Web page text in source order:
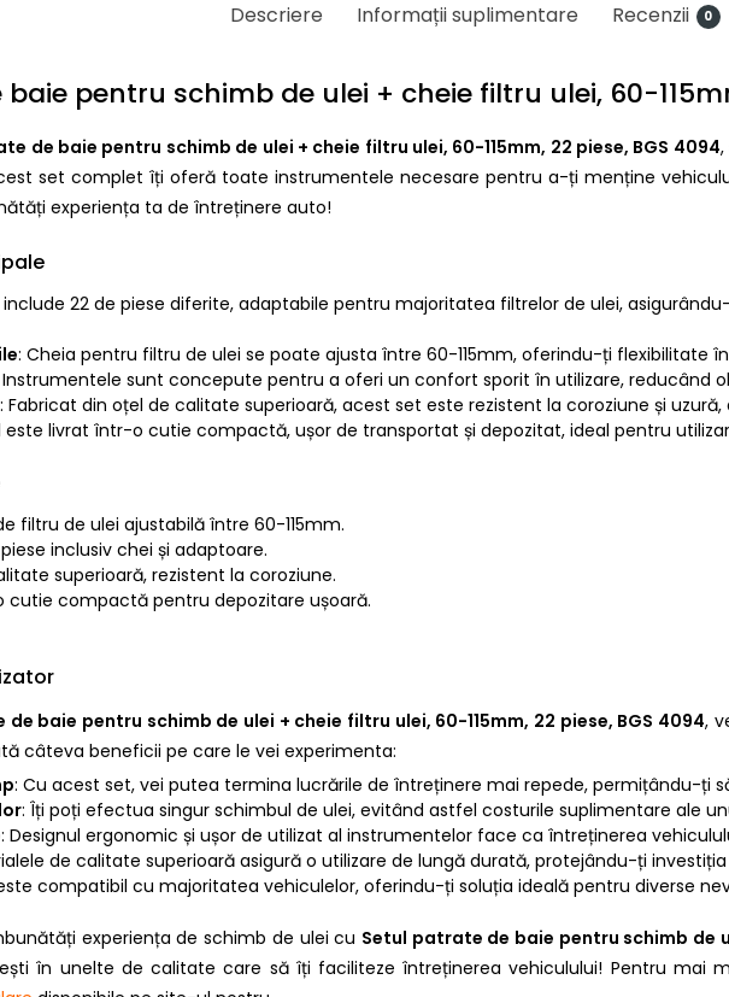
Descriere Informații suplimentare Recenzii 0
pentru schimb de ulei + cheie filtru ulei, 60-
de baie pentru schimb de ulei + cheie filtru ulei, 60-115mm, 22 piese, BGS 4094
set complet îți oferă toate instrumentele necesare pentru a-ți menține
experiența ta de întreținere auto!
include 22 de piese diferite, adaptabile pentru majoritatea filtrelor de ulei,
: Cheia pentru filtru de ulei se poate ajusta între 60-115mm, oferindu-ți flexibilitate
Instrumentele sunt concepute pentru a oferi un confort sporit în utilizare, reducând
: Fabricat din oțel de calitate superioară, acest set este rezistent la coroziune și
este livrat într-o cutie compactă, ușor de transportat și depozitat, ideal pentru
filtru de ulei ajustabilă între 60-115mm.
piese inclusiv chei și adaptoare.
superioară, rezistent la coroziune.
cutie compactă pentru depozitare ușoară.
baie pentru schimb de ulei + cheie filtru ulei, 60-115mm, 22 piese, BGS 4094,
câteva beneficii pe care le vei experimenta:
: Cu acest set, vei putea termina lucrările de întreținere mai repede, permițându-ți
: Îți poți efectua singur schimbul de ulei, evitând astfel costurile suplimentare ale
: Designul ergonomic și ușor de utilizat al instrumentelor face ca întreținerea
de calitate superioară asigură o utilizare de lungă durată, protejându-ți
compatibil cu majoritatea vehiculelor, oferindu-ți soluția ideală pentru diverse
experiența de schimb de ulei cu Setul patrate de baie pentru schimb de
în unelte de calitate care să îți faciliteze întreținerea vehiculului! Pentru mai